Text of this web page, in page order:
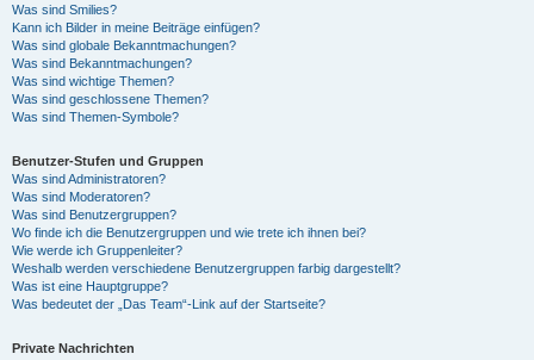
Was sind Smilies?
Kann ich Bilder in meine Beiträge einfügen?
Was sind globale Bekanntmachungen?
Was sind Bekanntmachungen?
Was sind wichtige Themen?
Was sind geschlossene Themen?
Was sind Themen-Symbole?
Benutzer-Stufen und Gruppen
Was sind Administratoren?
Was sind Moderatoren?
Was sind Benutzergruppen?
Wo finde ich die Benutzergruppen und wie trete ich ihnen bei?
Wie werde ich Gruppenleiter?
Weshalb werden verschiedene Benutzergruppen farbig dargestellt?
Was ist eine Hauptgruppe?
Was bedeutet der „Das Team“-Link auf der Startseite?
Private Nachrichten